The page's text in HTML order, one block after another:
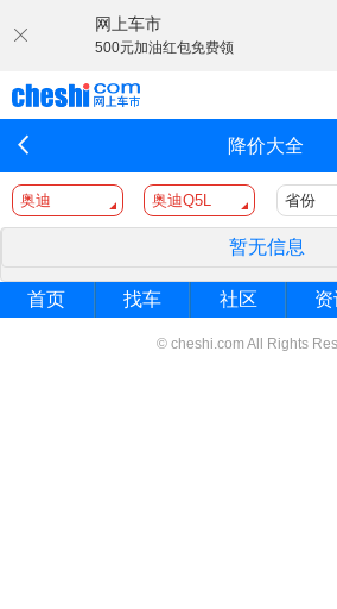
网上车市
500元加油红包免费领
降价大全
奥迪 奥迪Q5L 省份
暂无信息
首页 找车 社区
© cheshi.com All Rights